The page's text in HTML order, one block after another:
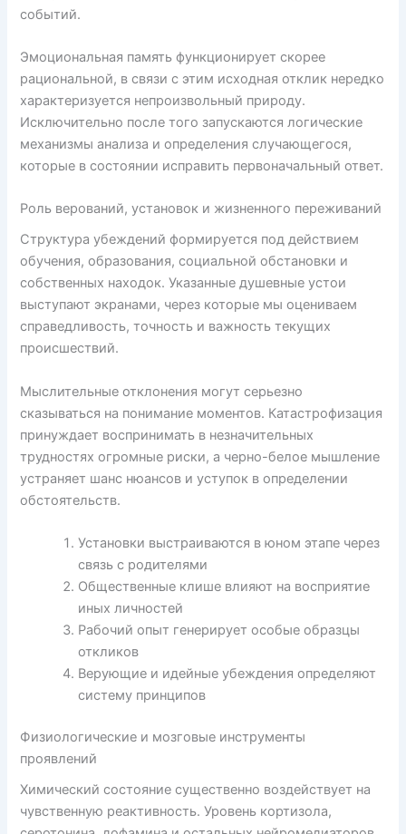
событий.
Эмоциональная память функционирует скорее
рациональной, в связи с этим исходная отклик нередко
характеризуется непроизвольный природу.
Исключительно после того запускаются логические
механизмы анализа и определения случающегося,
которые в состоянии исправить первоначальный ответ.
Роль верований, установок и жизненного переживаний
Структура убеждений формируется под действием
обучения, образования, социальной обстановки и
собственных находок. Указанные душевные устои
выступают экранами, через которые мы оцениваем
справедливость, точность и важность текущих
происшествий.
Мыслительные отклонения могут серьезно
сказываться на понимание моментов. Катастрофизация
принуждает воспринимать в незначительных
трудностях огромные риски, а черно-белое мышление
устраняет шанс нюансов и уступок в определении
обстоятельств.
Установки выстраиваются в юном этапе через
связь с родителями
Общественные клише влияют на восприятие
иных личностей
Рабочий опыт генерирует особые образцы
откликов
Верующие и идейные убеждения определяют
систему принципов
Физиологические и мозговые инструменты
проявлений
Химический состояние существенно воздействует на
чувственную реактивность. Уровень кортизола,